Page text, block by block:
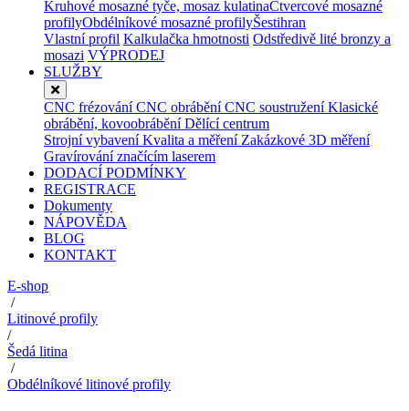
Kruhové mosazné tyče, mosaz kulatinaČtvercové mosazné
profilyObdélníkové mosazné profilyŠestihran
Vlastní profil Kalkulačka hmotnosti Odstředivě lité bronzy a
mosazi VÝPRODEJ
SLUŽBY
CNC frézování CNC obrábění CNC soustružení Klasické
obrábění, kovoobrábění Dělící centrum
Strojní vybavení Kvalita a měření Zakázkové 3D měření
Gravírování značícím laserem
DODACÍ PODMÍNKY
REGISTRACE
Dokumenty
NÁPOVĚDA
BLOG
KONTAKT
E-shop
/
Litinové profily
/
Šedá litina
/
Obdélníkové litinové profily